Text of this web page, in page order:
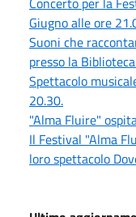
Giugno alle ore
Suoni che
presso la
Spettacolo
20.30.
"Alma Fluire"
Il Festival "Alma
loro spettacolo